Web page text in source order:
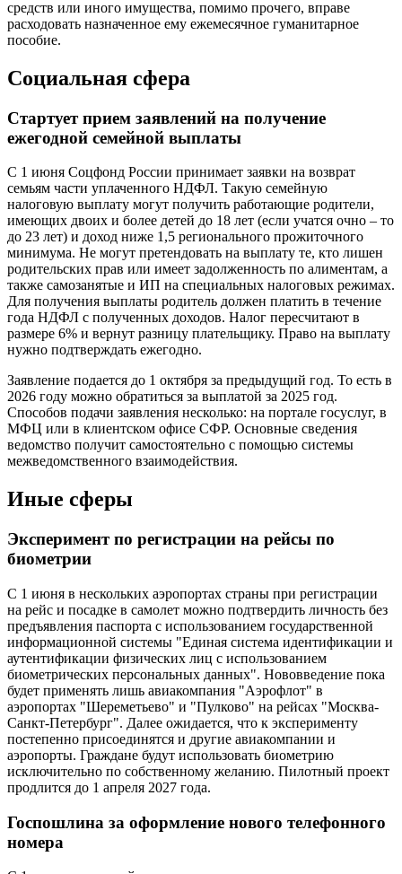
средств или иного имущества, помимо прочего, вправе
расходовать назначенное ему ежемесячное гуманитарное
пособие.
Социальная сфера
Стартует прием заявлений на получение
ежегодной семейной выплаты
С 1 июня Соцфонд России принимает заявки на возврат
семьям части уплаченного НДФЛ. Такую семейную
налоговую выплату могут получить работающие родители,
имеющих двоих и более детей до 18 лет (если учатся очно – то
до 23 лет) и доход ниже 1,5 регионального прожиточного
минимума. Не могут претендовать на выплату те, кто лишен
родительских прав или имеет задолженность по алиментам, а
также самозанятые и ИП на специальных налоговых режимах.
Для получения выплаты родитель должен платить в течение
года НДФЛ с полученных доходов. Налог пересчитают в
размере 6% и вернут разницу плательщику. Право на выплату
нужно подтверждать ежегодно.
Заявление подается до 1 октября за предыдущий год. То есть в
2026 году можно обратиться за выплатой за 2025 год.
Способов подачи заявления несколько: на портале госуслуг, в
МФЦ или в клиентском офисе СФР. Основные сведения
ведомство получит самостоятельно с помощью системы
межведомственного взаимодействия.
Иные сферы
Эксперимент по регистрации на рейсы по
биометрии
С 1 июня в нескольких аэропортах страны при регистрации
на рейс и посадке в самолет можно подтвердить личность без
предъявления паспорта с использованием государственной
информационной системы "Единая система идентификации и
аутентификации физических лиц с использованием
биометрических персональных данных". Нововведение пока
будет применять лишь авиакомпания "Аэрофлот" в
аэропортах "Шереметьево" и "Пулково" на рейсах "Москва-
Санкт-Петербург". Далее ожидается, что к эксперименту
постепенно присоединятся и другие авиакомпании и
аэропорты. Граждане будут использовать биометрию
исключительно по собственному желанию. Пилотный проект
продлится до 1 апреля 2027 года.
Госпошлина за оформление нового телефонного
номера